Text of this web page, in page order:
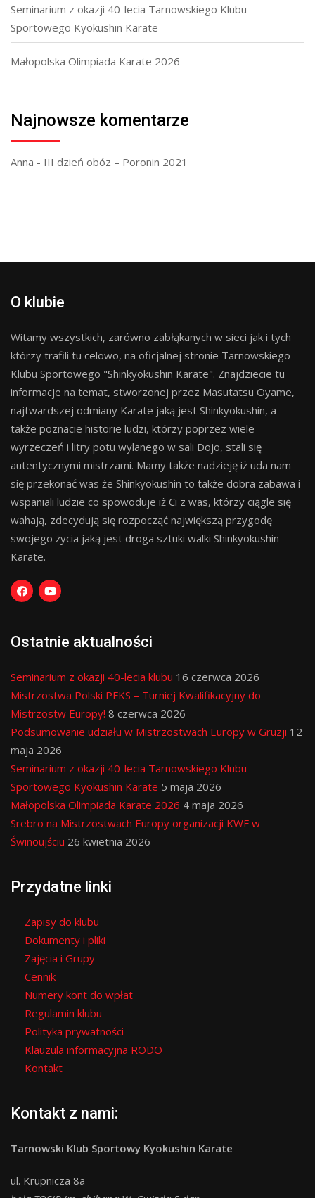
Seminarium z okazji 40-lecia Tarnowskiego Klubu
Sportowego Kyokushin Karate
Małopolska Olimpiada Karate 2026
Najnowsze komentarze
Anna - III dzień obóz – Poronin 2021
O klubie
Witamy wszystkich, zarówno zabłąkanych w sieci jak i tych
którzy trafili tu celowo, na oficjalnej stronie Tarnowskiego
Klubu Sportowego "Shinkyokushin Karate". Znajdziecie tu
informacje na temat, stworzonej przez Masutatsu Oyame,
najtwardszej odmiany Karate jaką jest Shinkyokushin, a
także poznacie historie ludzi, którzy poprzez wiele
wyrzeczeń i litry potu wylanego w sali Dojo, stali się
autentycznymi mistrzami. Mamy także nadzieję iż uda nam
się przekonać was że Shinkyokushin to także dobra zabawa i
wspaniali ludzie co spowoduje iż Ci z was, którzy ciągle się
wahają, zdecydują się rozpocząć największą przygodę
swojego życia jaką jest droga sztuki walki Shinkyokushin
Karate.
Ostatnie aktualności
Seminarium z okazji 40-lecia klubu 16 czerwca 2026
Mistrzostwa Polski PFKS – Turniej Kwalifikacyjny do
Mistrzostw Europy! 8 czerwca 2026
Podsumowanie udziału w Mistrzostwach Europy w Gruzji 12
maja 2026
Seminarium z okazji 40-lecia Tarnowskiego Klubu
Sportowego Kyokushin Karate 5 maja 2026
Małopolska Olimpiada Karate 2026 4 maja 2026
Srebro na Mistrzostwach Europy organizacji KWF w
Świnoujściu 26 kwietnia 2026
Przydatne linki
Zapisy do klubu
Dokumenty i pliki
Zajęcia i Grupy
Cennik
Numery kont do wpłat
Regulamin klubu
Polityka prywatności
Klauzula informacyjna RODO
Kontakt
Kontakt z nami:
Tarnowski Klub Sportowy Kyokushin Karate
ul. Krupnicza 8a